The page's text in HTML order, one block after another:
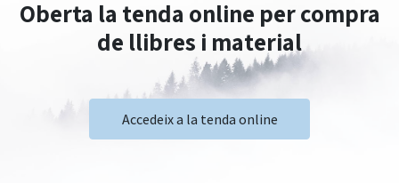
Oberta la tenda online per compra
de llibres i material
Accedeix a la tenda online